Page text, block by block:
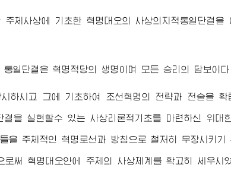
주체사상에 기초한 혁명대오의 사상의지적통일단결을
일단결은 혁명적당의 생명이며 모든 승리의 담보이다.
하시고 그에 기초하여 조선혁명의 전략과 전술을 확
결을 실현할수 있는 사상리론적기초를 마련하신 위대
을 주체적인 혁명로선과 방침으로 철저히 무장시키
로써 혁명대오안에 주체의 사상체계를 확고히 세우시